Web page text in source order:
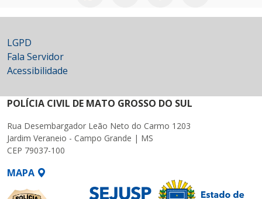
LGPD
Fala Servidor
Acessibilidade
POLÍCIA CIVIL DE MATO GROSSO DO SUL
Rua Desembargador Leão Neto do Carmo 1203
Jardim Veraneio - Campo Grande | MS
CEP 79037-100
MAPA